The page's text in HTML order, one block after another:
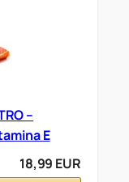
–
E
18,99 EUR